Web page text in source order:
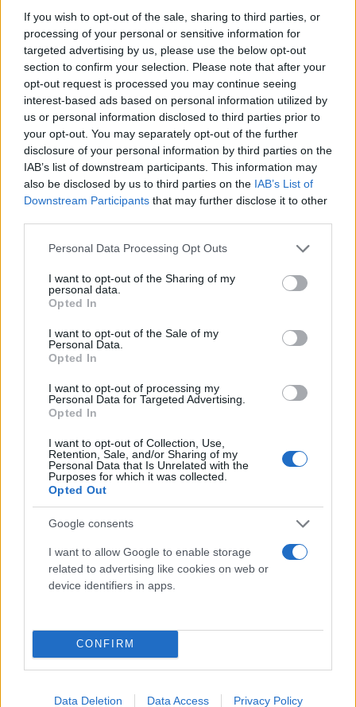
If you wish to opt-out of the sale, sharing to third parties, or
processing of your personal or sensitive information for
targeted advertising by us, please use the below opt-out
section to confirm your selection. Please note that after your
opt-out request is processed you may continue seeing
interest-based ads based on personal information utilized by
us or personal information disclosed to third parties prior to
your opt-out. You may separately opt-out of the further
disclosure of your personal information by third parties on the
IAB’s list of downstream participants. This information may
also be disclosed by us to third parties on the IAB’s List of
Downstream Participants that may further disclose it to other
Please note that this website/app uses one or more Google
not limited to your visit or usage behaviour. You may click to
grant or deny consent to Google and its third-party tags to
use your data for below specified purposes in below Google
consent section.
Personal Data Processing Opt Outs
I want to opt-out of the Sharing of my
personal data.
Opted In
I want to opt-out of the Sale of my
Personal Data.
Opted In
I want to opt-out of processing my
Personal Data for Targeted Advertising.
Opted In
I want to opt-out of Collection, Use,
Retention, Sale, and/or Sharing of my
Personal Data that Is Unrelated with the
Purposes for which it was collected.
Opted Out
Google consents
I want to allow Google to enable storage
related to advertising like cookies on web or
device identifiers in apps.
CONFIRM
Data Deletion Data Access Privacy Policy
νοσοκομείο»
Αξίζει να αναφερθεί ότι ο πρόεδρος των Ηνωμένων
Πολιτειών δήλωσε στο πλευρό του Ισραηλινού
πρωθυπουργού Μπενιαμίν Νετανιάχου ότι
φαίνεται πως η «άλλη πλευρά» φέρει την ευθύνη
για τηνέκρηξη στο νοσοκομείο της Γάζας
«Είμαι θλιμμένος και σοκαρισμένος για την έκρηξη
στο νοσοκομείο της
Και με βάση αυτά που
αντίπαλη πλευρά», δήλωσε ο Μπάιντεν
προσθέτοντας ότι η Ουάσινγκτον θα προσφέρει
ό,τι χρειάζεται στο Ισραήλ ώστε να αμυνθεί